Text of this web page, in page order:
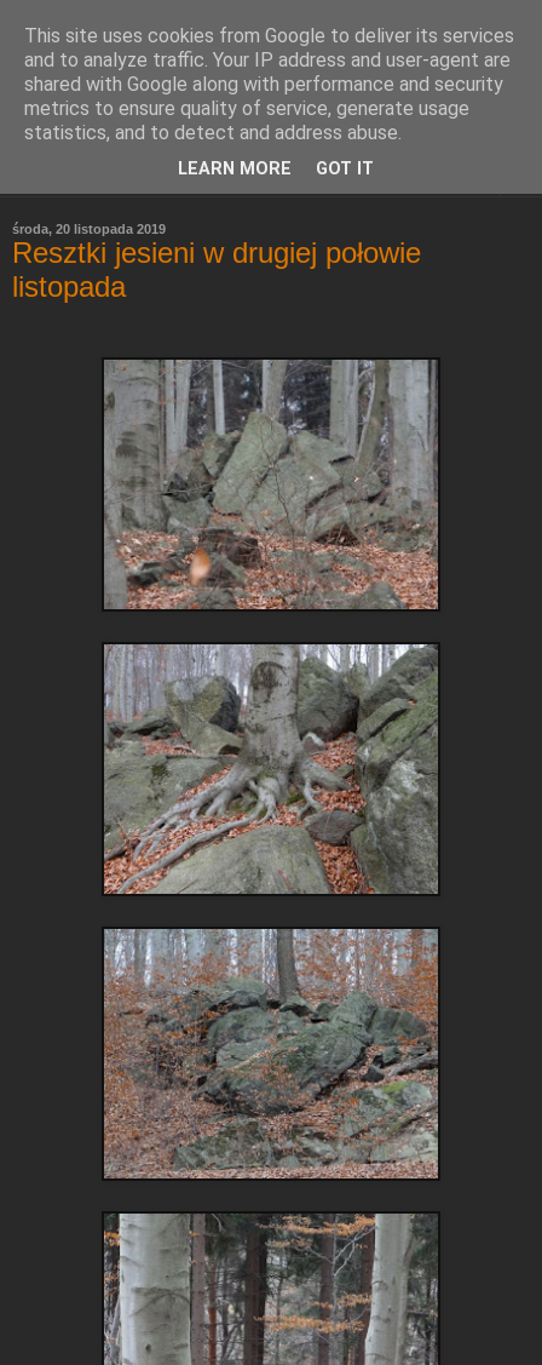
Refleksje
Leszek Wieliczko
środa, 20 listopada 2019
Resztki jesieni w drugiej połowie
listopada
This site uses cookies from Google to deliver its services
and to analyze traffic. Your IP address and user-agent are
shared with Google along with performance and security
metrics to ensure quality of service, generate usage
statistics, and to detect and address abuse.
LEARN MORE GOT IT